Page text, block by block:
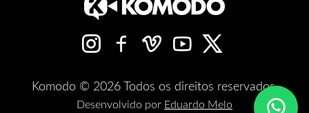
Komodo © 2026 Todos os direitos reservados.
Desenvolvido por Eduardo Melo